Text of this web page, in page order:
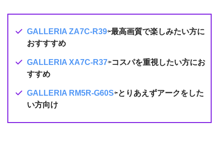
GALLERIA ZA7C-R39⇦最高画質で楽しみたい方に
おすすすめ
GALLERIA XA7C-R37⇦コスパを重視したい方にお
すすめ
GALLERIA RM5R-G60S⇦とりあえずアークをした
い方向け